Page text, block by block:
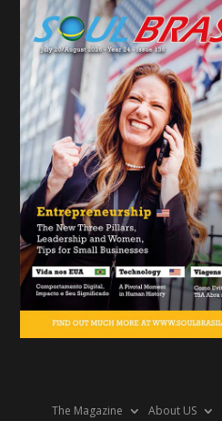
The Magazine About US